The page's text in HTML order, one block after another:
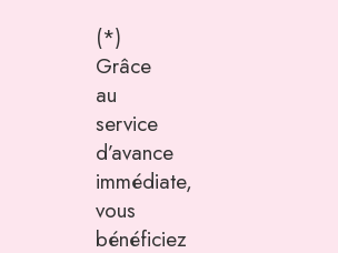
(*)
Grâce
au
service
d’avance
immédiate,
vous
bénéficiez